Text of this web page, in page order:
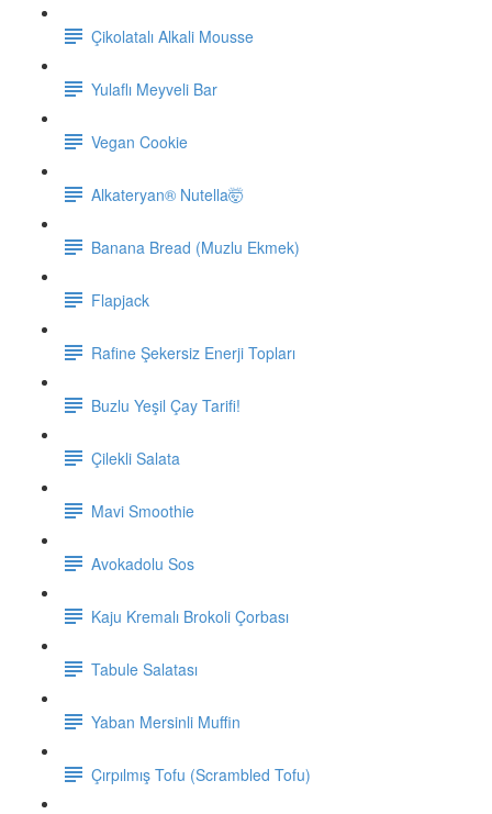
Çikolatalı Alkali Mousse
Yulaflı Meyveli Bar
Vegan Cookie
Alkateryan® Nutella🤯
Banana Bread (Muzlu Ekmek)
Flapjack
Rafine Şekersiz Enerji Topları
Buzlu Yeşil Çay Tarifi!
Çilekli Salata
Mavi Smoothie
Avokadolu Sos
Kaju Kremalı Brokoli Çorbası
Tabule Salatası
Yaban Mersinli Muffin
Çırpılmış Tofu (Scrambled Tofu)